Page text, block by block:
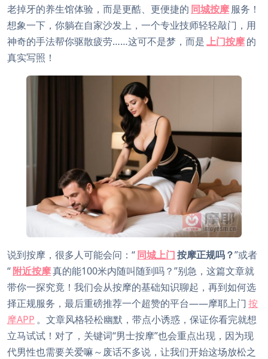
老掉牙的养生馆体验，而是更酷、更便捷的 同城按摩服务！
想象一下，你躺在自家沙发上，一个专业技师轻轻敲门，用
神奇的手法帮你驱散疲劳……这可不是梦，而是上门按摩的
真实写照！
说到按摩，很多人可能会问：“同城上门按摩正规吗？”或者
“附近按摩真的能100米内随叫随到吗？”别急，这篇文章就
带你一探究竟！我们会从按摩的基础知识聊起，再到如何选
择正规服务，最后重磅推荐一个超赞的平台——摩耶上门 按
摩APP 。文章风格轻松幽默，带点小诱惑，保证你看完就想
立马试试！对了，关键词“男士按摩”也会重点出现，因为现
代男性也需要关爱嘛～废话不多说，让我们开始这场放松之